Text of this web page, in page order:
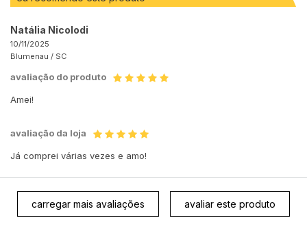
Natália Nicolodi
10/11/2025
Blumenau / SC
avaliação do produto
Amei!
avaliação da loja
Já comprei várias vezes e amo!
carregar mais avaliações avaliar este produto